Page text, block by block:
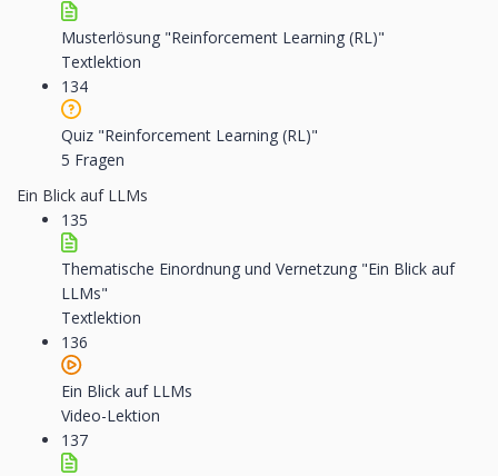
Musterlösung "Reinforcement Learning (RL)"
Textlektion
134
Quiz "Reinforcement Learning (RL)"
5 Fragen
Ein Blick auf LLMs
135
Thematische Einordnung und Vernetzung "Ein Blick auf
LLMs"
Textlektion
136
Ein Blick auf LLMs
Video-Lektion
137